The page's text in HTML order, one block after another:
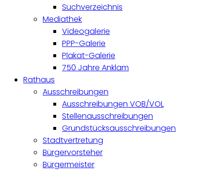
Suchverzeichnis
Mediathek
Videogalerie
PPP-Galerie
Plakat-Galerie
750 Jahre Anklam
Rathaus
Ausschreibungen
Ausschreibungen VOB/VOL
Stellenausschreibungen
Grundstücksausschreibungen
Stadtvertretung
Bürgervorsteher
Bürgermeister